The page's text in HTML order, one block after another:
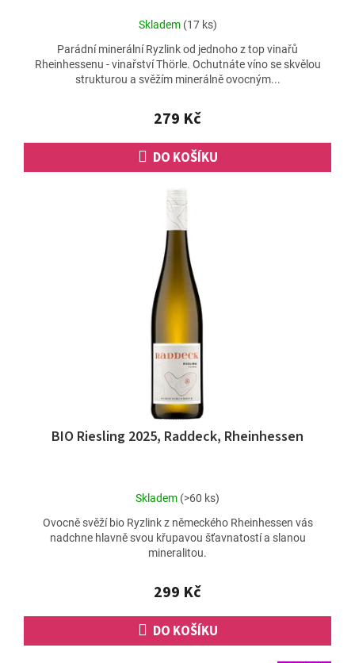
Průměrné
produktu
je
4,5
5
hvězdiček.
Skladem (17 ks)
279 Kč
DO KOŠÍKU
Parádní minerální Ryzlink od jednoho z top vinařů
Rheinhessenu - vinařství Thörle. Ochutnáte víno se skvělou
strukturou a svěžím minerálně ovocným...
BIO Riesling 2025, Raddeck, Rheinhessen
Průměrné
produktu
je
5,0
5
hvězdiček.
Skladem (>60 ks)
299 Kč
DO KOŠÍKU
Ovocně svěží bio Ryzlink z německého Rheinhessen vás
nadchne hlavně svou křupavou šťavnatostí a slanou
mineralitou.